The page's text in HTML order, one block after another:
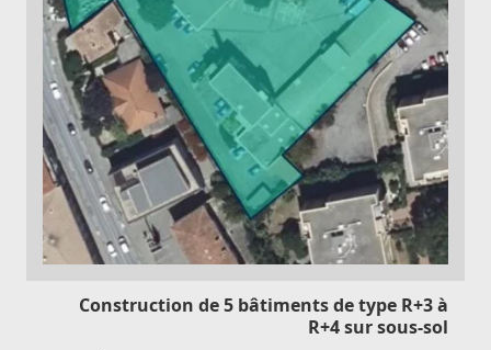
Construction de 5 bâtiments de type R+3 à
R+4 sur sous-sol